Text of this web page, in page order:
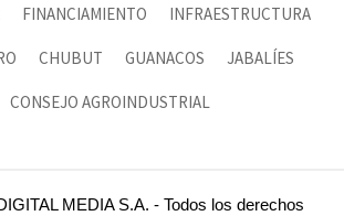
FINANCIAMIENTO INFRAESTRUCTURA
CHUBUT GUANACOS JABALÍES
CONSEJO AGROINDUSTRIAL
MEDIA S.A. - Todos los derechos